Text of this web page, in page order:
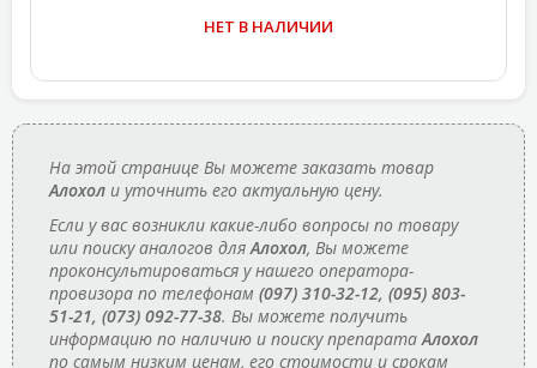
НЕТ В НАЛИЧИИ
На этой странице Вы можете заказать товар
Алохол и уточнить его актуальную цену.
Если у вас возникли какие-либо вопросы по товару
или поиску аналогов дляАлохол, Вы можете
проконсультироваться у нашего оператора-
провизора по телефонам (097) 310-32-12, (095) 803-
51-21, (073) 092-77-38. Вы можете получить
информацию по наличию и поиску препаратаАлохол
по самым низким ценам, его стоимости и срокам